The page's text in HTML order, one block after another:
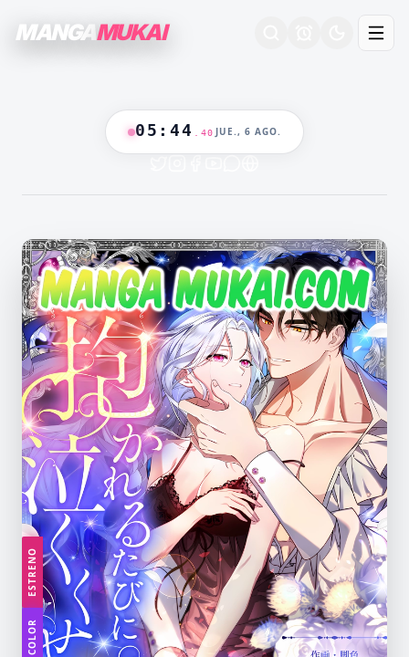
MANGA MUKAI
05 :44 41 JUE., 6 AGO.
ESTRENO
COLOR